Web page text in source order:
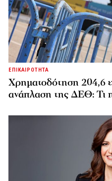
ΕΠΙΚΑΙΡΟΤΗΤΑ
Χρηματοδότηση 204,6
ανάπλαση της ΔΕΘ: Τι